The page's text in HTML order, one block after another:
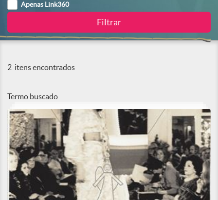
Apenas Link360
2 itens encontrados
Termo buscado